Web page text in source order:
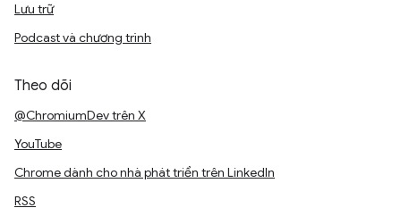
Lưu trữ
Podcast và chương trình
Theo dõi
@ChromiumDev trên X
YouTube
Chrome dành cho nhà phát triển trên LinkedIn
RSS